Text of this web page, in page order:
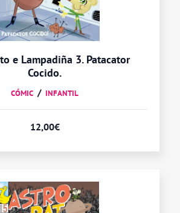
e Lampadiña 3. Patacator
Cocido.
CÓMIC INFANTIL
12,00€